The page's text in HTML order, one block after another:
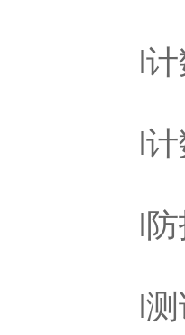
l计数
l计数
l防
l测试